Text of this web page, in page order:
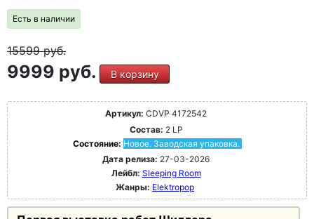
Есть в наличии
15599руб.
9999 руб. В корзину
Артикул: CDVP 4172542
Состав: 2 LP
Состояние: Новое. Заводская упаковка.
Дата релиза: 27-03-2026
Лейбл: Sleeping Room
Жанры: Elektropop